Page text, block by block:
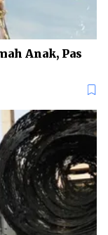
Anak, Pas